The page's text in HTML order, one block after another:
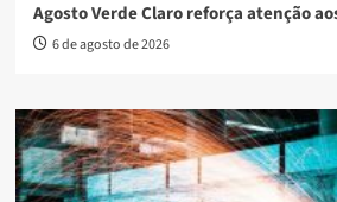
Agosto Verde Claro reforça atenção
6 de agosto de 2026